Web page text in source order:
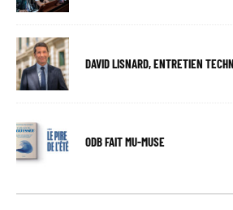
DAVID LISNARD, ENTRETIEN
ODB FAIT MU-MUSE